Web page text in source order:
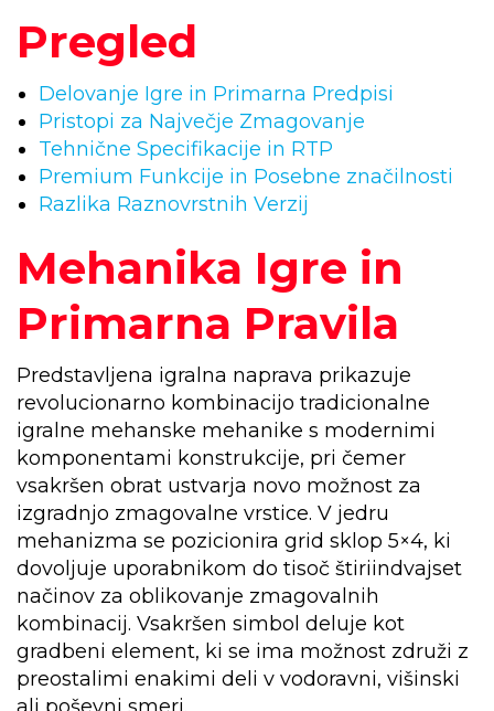
Pregled
Delovanje Igre in Primarna Predpisi
Pristopi za Največje Zmagovanje
Tehnične Specifikacije in RTP
Premium Funkcije in Posebne značilnosti
Razlika Raznovrstnih Verzij
Mehanika Igre in
Primarna Pravila
Predstavljena igralna naprava prikazuje
revolucionarno kombinacijo tradicionalne
igralne mehanske mehanike s modernimi
komponentami konstrukcije, pri čemer
vsakršen obrat ustvarja novo možnost za
izgradnjo zmagovalne vrstice. V jedru
mehanizma se pozicionira grid sklop 5×4, ki
dovoljuje uporabnikom do tisoč štiriindvajset
načinov za oblikovanje zmagovalnih
kombinacij. Vsakršen simbol deluje kot
gradbeni element, ki se ima možnost združi z
preostalimi enakimi deli v vodoravni, višinski